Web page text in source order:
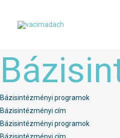
Bázisintézményi programok
Bázisintézményi cím
Bázisintézményi programok